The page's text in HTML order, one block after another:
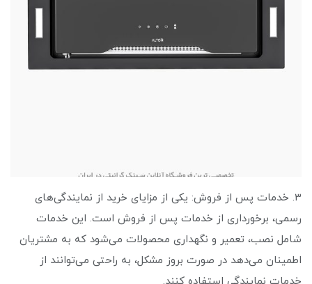
3. خدمات پس از فروش: یکی از مزایای خرید از نمایندگی‌های
رسمی، برخورداری از خدمات پس از فروش است. این خدمات
شامل نصب، تعمیر و نگهداری محصولات می‌شود که به مشتریان
اطمینان می‌دهد در صورت بروز مشکل، به راحتی می‌توانند از